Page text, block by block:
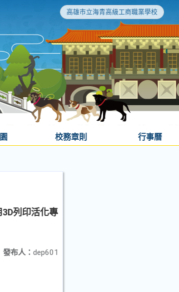
高雄市立海青高級工商職業學校
校務章則 行事曆
列印活化專
發布人： dep601